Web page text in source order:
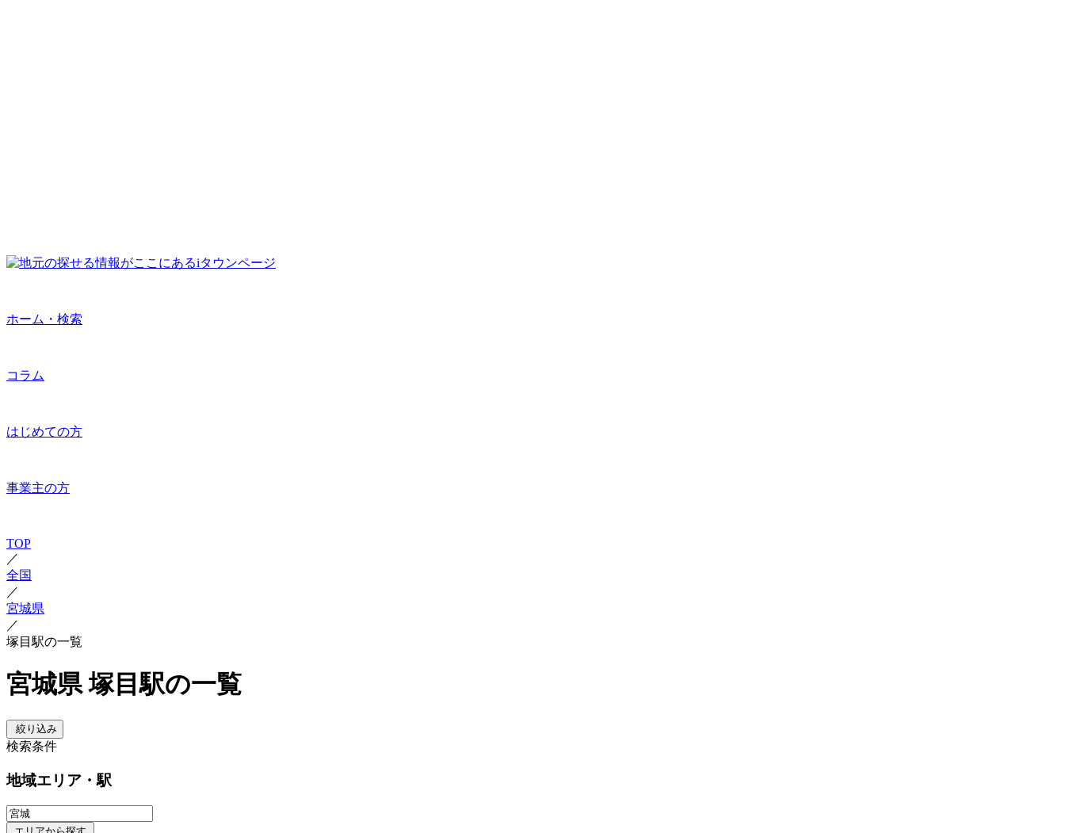
ホーム・検索
コラム
はじめての方
事業主の方
TOP
／
全国
／
宮城県
／
塚目駅の一覧
宮城県 塚目駅の一覧
絞り込み
検索条件
地域エリア・駅